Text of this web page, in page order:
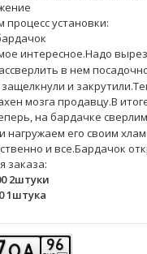
процесс установки:
интересное.Надо
в нем
и
мозга продавцу.В
на бардачке
нагружаем его своим
и все.Бардачок
заказа:
2штуки
1штука